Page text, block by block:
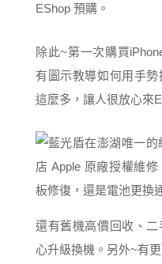
EShop 預購。
除此~第一次購買
有圖示教導如何用手
這麼多，讓人很放心來
還有舊機高價回收、
心升級換機。另外~有